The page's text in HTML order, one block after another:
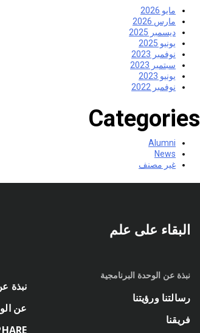
مايو 2026
مارس 2026
ديسمبر 2025
يونيو 2025
نوفمبر 2023
سبتمبر 2023
يونيو 2023
نوفمبر 2022
Categories
Alumni
News
غير مصنف
البقاء على علم
نبذة عن الوحدة البرنامجية
رسالتنا ورؤيتنا
فريقنا
نبذة
عن